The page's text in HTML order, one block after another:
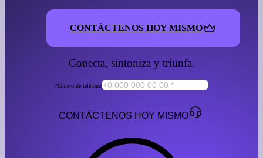
CONTÁCTENOS HOY MISMO
Conecta, sintoniza y triunfa.
Número de teléfono
CONTÁCTENOS HOY MISMO